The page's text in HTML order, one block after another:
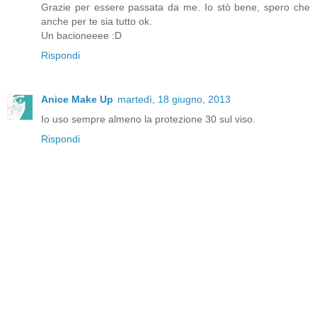
Grazie per essere passata da me. Io stò bene, spero che
anche per te sia tutto ok.
Un bacioneeee :D
Rispondi
Anice Make Up martedì, 18 giugno, 2013
Io uso sempre almeno la protezione 30 sul viso.
Rispondi